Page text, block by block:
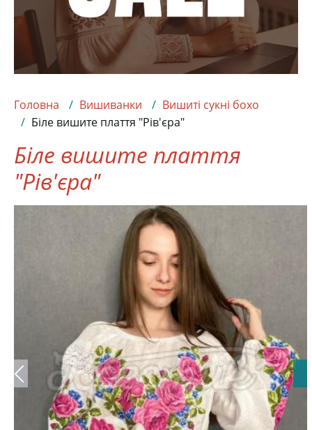
Головна Вишиванки
Вишиті сукні бохо
Біле вишите плаття "Рів'єра"
Біле вишите плаття
"Рів'єра"